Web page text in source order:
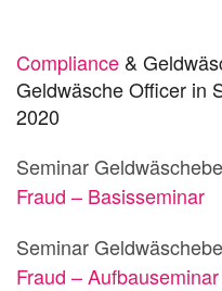
Compliance &
Geldwäsche Officer in
2020
Seminar
Fraud – Basisseminar
Seminar
Fraud – Aufbauseminar